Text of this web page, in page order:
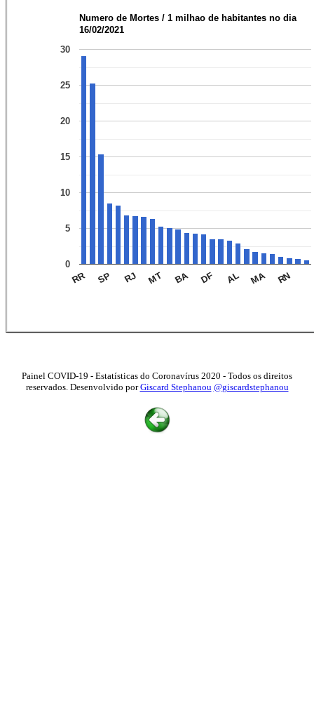
Numero de Mortes / 1 milhao de habitantes no dia
16/02/2021
RR SP RJ MT BA DF AL MA RN
0
5
10
15
20
25
30
Painel COVID-19 - Estatísticas do Coronavírus 2020 - Todos os direitos
reservados. Desenvolvido porGiscard Stephanou @giscardstephanou